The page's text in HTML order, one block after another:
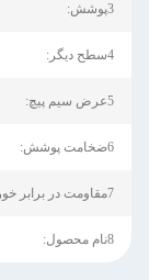
3پوشش:
4سطح دیگر:
5عرض سیم پیچ:
6ضخامت پوشش:
7مقاومت در برابر خوردگی:
8نام محصول: